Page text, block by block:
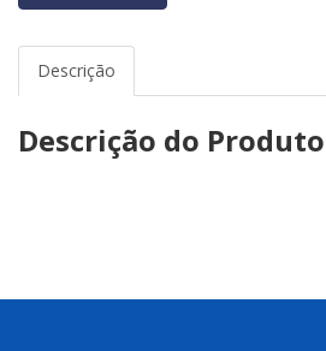
Descrição
Descrição do Produto